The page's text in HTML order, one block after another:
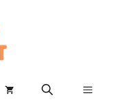
Menú